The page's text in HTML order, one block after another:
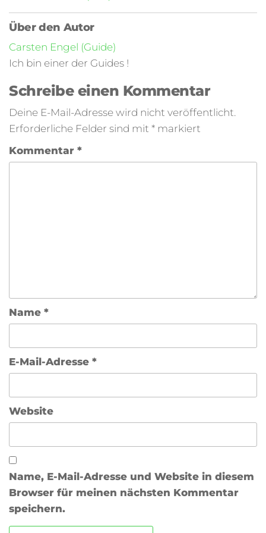
Über den Autor
Carsten Engel (Guide)
Ich bin einer der Guides !
Schreibe einen Kommentar
Deine E-Mail-Adresse wird nicht veröffentlicht.
Erforderliche Felder sind mit * markiert
Kommentar *
Name *
E-Mail-Adresse *
Website
Name, E-Mail-Adresse und Website in diesem
Browser für meinen nächsten Kommentar
speichern.